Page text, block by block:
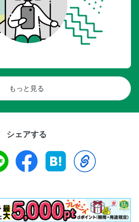
もっと見る
シェアする